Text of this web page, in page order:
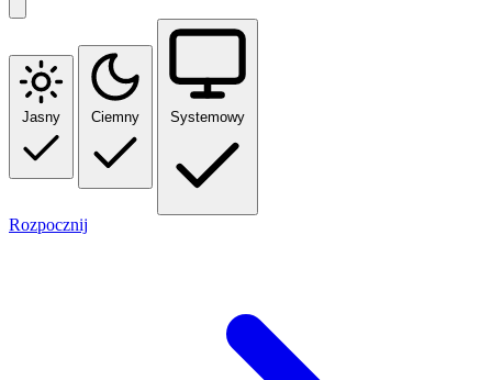
Jasny Ciemny Systemowy
Rozpocznij